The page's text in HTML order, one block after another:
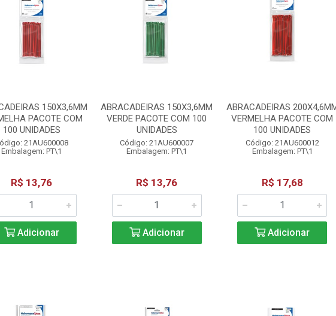
150X3,6MM
PACOTE COM
100 UNIDADES
21AU600008
Embalagem: PT\1
R$ 13,76
Adicionar
ABRACADEIRAS 150X3,6MM
VERDE PACOTE COM 100
UNIDADES
Código: 21AU600007
Embalagem: PT\1
R$ 13,76
Adicionar
ABRACADEIRAS
VERMELHA PACOTE COM
100 UNIDADES
Código: 21AU600012
Embalagem: PT\1
R$ 17,68
Adicionar